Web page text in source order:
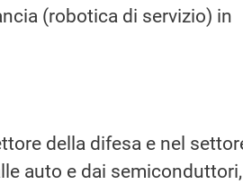
(robotica di servizio) in
della difesa e nel
auto e dai